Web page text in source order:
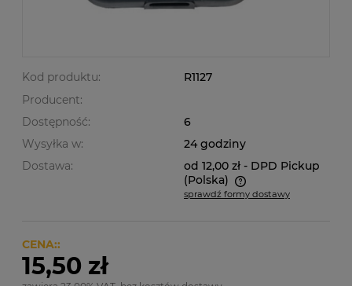
Kod produktu:
R1127
Producent:
Dostępność:
6
Wysyłka w:
24 godziny
Dostawa:
od 12,00 zł - DPD Pickup
(Polska)
Cena nie zawiera ewentualnych kosztów płatności
sprawdź formy dostawy
CENA::
15,50 zł